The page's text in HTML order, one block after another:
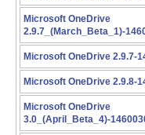
Microsoft OneDrive
2.9.7_(March_Beta_1)-
Microsoft OneDrive 2.9.7-
Microsoft OneDrive 2.9.8-
Microsoft OneDrive
3.0_(April_Beta_4)-